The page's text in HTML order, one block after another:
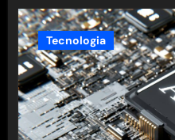
Tecnologia